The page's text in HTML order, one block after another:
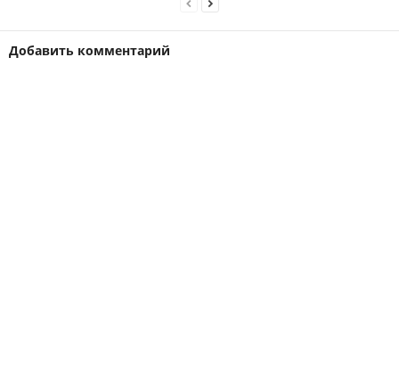
Добавить комментарий